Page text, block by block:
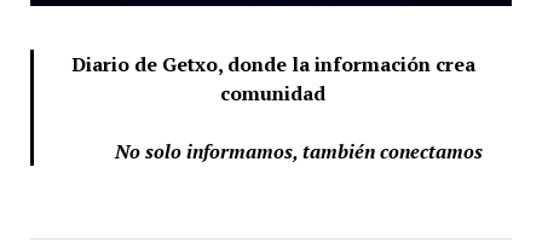
Diario de Getxo, donde la información crea
comunidad
No solo informamos, también conectamos